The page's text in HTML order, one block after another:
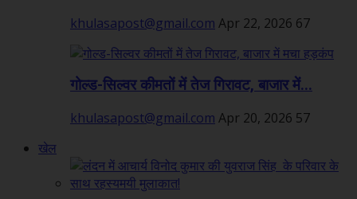
khulasapost@gmail.com Apr 22, 2026 67
गोल्ड-सिल्वर कीमतों में तेज गिरावट, बाजार में...
khulasapost@gmail.com Apr 20, 2026 57
खेल